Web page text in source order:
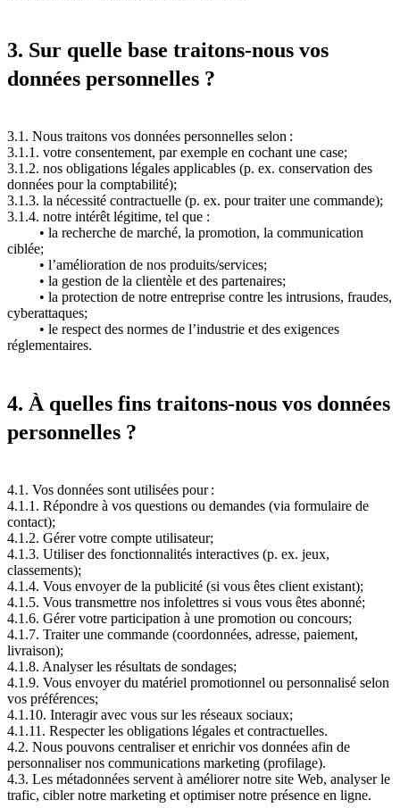
3. Sur quelle base traitons-nous vos
données personnelles ?
3.1. Nous traitons vos données personnelles selon :
3.1.1. votre consentement, par exemple en cochant une case;
3.1.2. nos obligations légales applicables (p. ex. conservation des
données pour la comptabilité);
3.1.3. la nécessité contractuelle (p. ex. pour traiter une commande);
3.1.4. notre intérêt légitime, tel que :
• la recherche de marché, la promotion, la communication
ciblée;
• l’amélioration de nos produits/services;
• la gestion de la clientèle et des partenaires;
• la protection de notre entreprise contre les intrusions, fraudes,
cyberattaques;
• le respect des normes de l’industrie et des exigences
réglementaires.
4. À quelles fins traitons-nous vos données
personnelles ?
4.1. Vos données sont utilisées pour :
4.1.1. Répondre à vos questions ou demandes (via formulaire de
contact);
4.1.2. Gérer votre compte utilisateur;
4.1.3. Utiliser des fonctionnalités interactives (p. ex. jeux,
classements);
4.1.4. Vous envoyer de la publicité (si vous êtes client existant);
4.1.5. Vous transmettre nos infolettres si vous vous êtes abonné;
4.1.6. Gérer votre participation à une promotion ou concours;
4.1.7. Traiter une commande (coordonnées, adresse, paiement,
livraison);
4.1.8. Analyser les résultats de sondages;
4.1.9. Vous envoyer du matériel promotionnel ou personnalisé selon
vos préférences;
4.1.10. Interagir avec vous sur les réseaux sociaux;
4.1.11. Respecter les obligations légales et contractuelles.
4.2. Nous pouvons centraliser et enrichir vos données afin de
personnaliser nos communications marketing (profilage).
4.3. Les métadonnées servent à améliorer notre site Web, analyser le
trafic, cibler notre marketing et optimiser notre présence en ligne.